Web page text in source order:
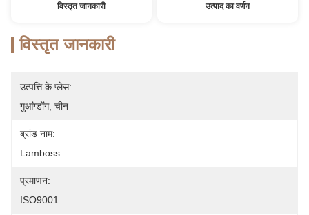
विस्तृत जानकारी उत्पाद का वर्णन
विस्तृत जानकारी
उत्पत्ति के प्लेस:
गुआंग्डोंग, चीन
ब्रांड नाम:
Lamboss
प्रमाणन:
ISO9001